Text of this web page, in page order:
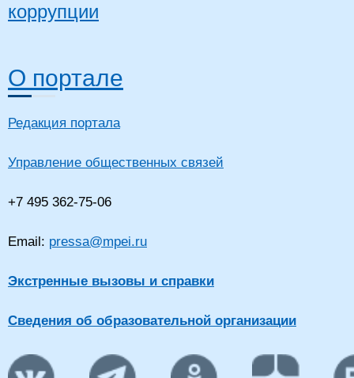
коррупции
О портале
Редакция портала
Управление общественных связей
+7 495 362-75-06
Email: pressa@mpei.ru
Экстренные вызовы и справки
Сведения об образовательной организации